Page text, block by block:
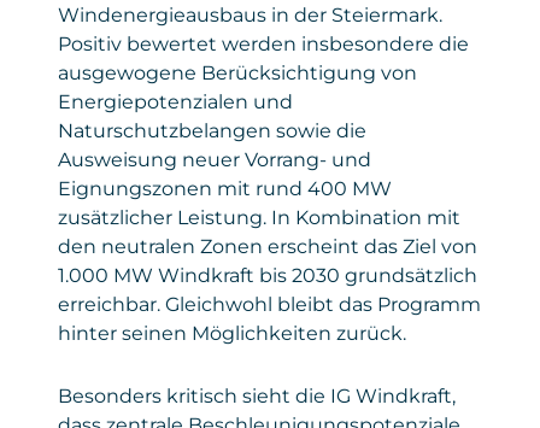
Windenergieausbaus in der Steiermark.
Positiv bewertet werden insbesondere die
ausgewogene Berücksichtigung von
Energiepotenzialen und
Naturschutzbelangen sowie die
Ausweisung neuer Vorrang- und
Eignungszonen mit rund 400 MW
zusätzlicher Leistung. In Kombination mit
den neutralen Zonen erscheint das Ziel von
1.000 MW Windkraft bis 2030 grundsätzlich
erreichbar. Gleichwohl bleibt das Programm
hinter seinen Möglichkeiten zurück.
Besonders kritisch sieht die IG Windkraft,